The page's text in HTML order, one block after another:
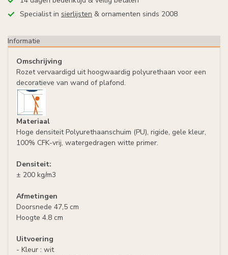
Specialist in sierlijsten & ornamenten sinds 2008
Informatie
Omschrijving
Rozet vervaardigd uit hoogwaardig polyurethaan voor een
decoratieve van wand of plafond.
Materiaal
Hoge densiteit Polyurethaanschuim (PU), rigide, gele kleur,
100% CFK-vrij, watergedragen witte primer.
Densiteit:
± 200 kg/m3
Afmetingen
Doorsnede 47,5 cm
Hoogte 4.8 cm
Uitvoering
- Kleur : wit